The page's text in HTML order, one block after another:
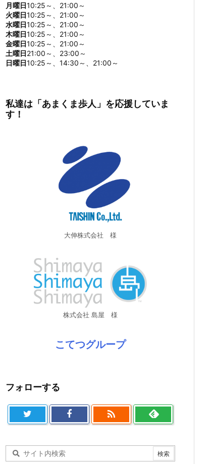
月曜日10:25～、21:00～
火曜日10:25～、21:00～
水曜日10:25～、21:00～
木曜日10:25～、21:00～
金曜日10:25～、21:00～
土曜日21:00～、23:00～
日曜日10:25～、14:30～、21:00～
私達は「あまくま歩人」を応援していま
す！
大伸株式会社 様
株式会社 島屋 様
こてつグループ
フォローする
